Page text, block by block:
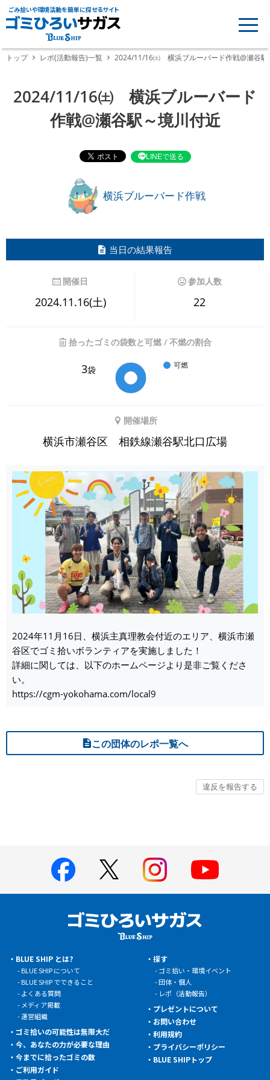
ごみ拾いや環境活動を簡単に探せるサイト
トップ レポ(活動報告)一覧 2024/11/16㈯ 横浜ブルーバード作戦@瀬谷駅
2024/11/16㈯ 横浜ブルーバード
作戦@瀬谷駅～境川付近
LINEで送る
横浜ブルーバード作戦
当日の結果報告
開催日
2024.11.16(土)
参加人数
22
拾ったゴミの袋数と可燃 / 不燃の割合
3袋 可燃
開催場所
横浜市瀬谷区 相鉄線瀬谷駅北口広場
2024年11月16日、横浜主真理教会付近のエリア、横浜市瀬
谷区でゴミ拾いボランティアを実施しました！
詳細に関しては、以下のホームページより是非ご覧くださ
い。
https://cgm-yokohama.com/local9
この団体のレポ一覧へ
BLUE SHIP とは?
BLUE SHIP について
BLUE SHIP でできること
よくある質問
メディア掲載
運営組織
ゴミ拾いの可能性は無限大だ
今、あなたの力が必要な理由
今までに拾ったゴミの数
ご利用ガイド
探す
ゴミ拾い・環境イベント
団体・個人
レポ（活動報告）
プレゼントについて
お問い合わせ
利用規約
プライバシーポリシー
BLUE SHIPトップ